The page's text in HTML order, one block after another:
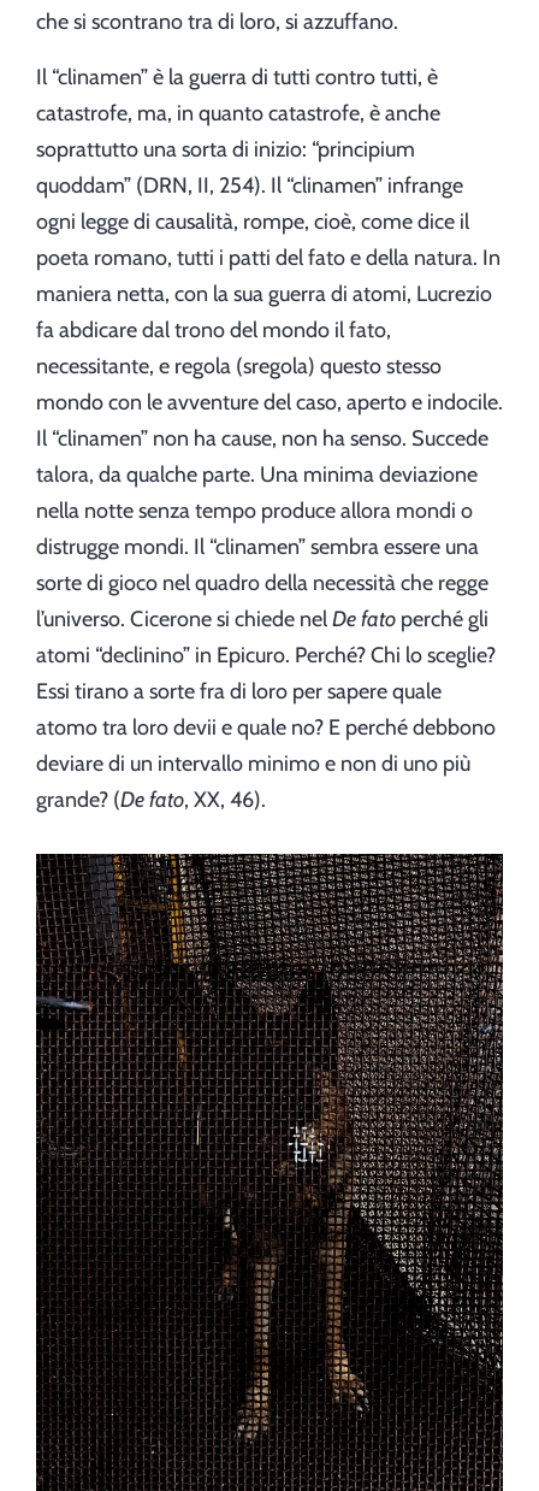
che si scontrano tra di loro, si azzuffano.
Il “clinamen” è la guerra di tutti contro tutti, è
catastrofe, ma, in quanto catastrofe, è anche
soprattutto una sorta di inizio: “principium
quoddam” (DRN, II, 254). Il “clinamen” infrange
ogni legge di causalità, rompe, cioè, come dice il
poeta romano, tutti i patti del fato e della natura. In
maniera netta, con la sua guerra di atomi, Lucrezio
fa abdicare dal trono del mondo il fato,
necessitante, e regola (sregola) questo stesso
mondo con le avventure del caso, aperto e indocile.
Il “clinamen” non ha cause, non ha senso. Succede
talora, da qualche parte. Una minima deviazione
nella notte senza tempo produce allora mondi o
distrugge mondi. Il “clinamen” sembra essere una
sorte di gioco nel quadro della necessità che regge
l’universo. Cicerone si chiede nelDe fato perché gli
atomi “declinino” in Epicuro. Perché? Chi lo sceglie?
Essi tirano a sorte fra di loro per sapere quale
atomo tra loro devii e quale no? E perché debbono
deviare di un intervallo minimo e non di uno più
grande? (De fato, XX, 46).